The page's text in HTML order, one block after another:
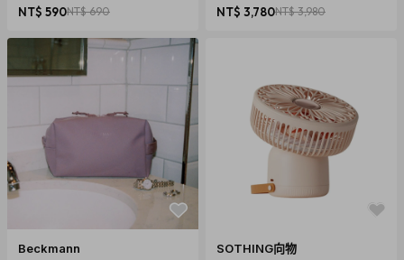
NT$ 590NT$ 690
NT$ 3,780NT$ 3,980
Beckmann
SOTHING向物